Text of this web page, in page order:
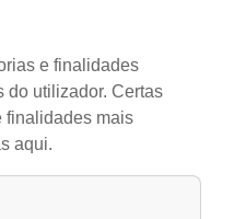
e finalidades
do utilizador. Certas
finalidades mais
aqui.